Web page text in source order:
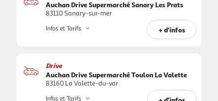
Auchan Drive Supermarché Sanary Les Prats
83110 Sanary-sur-mer
+ d'infos
Infos et Tarifs
Drive
Auchan Drive Supermarché Toulon La Valette
83160 La Valette-du-var
Infos et Tarifs